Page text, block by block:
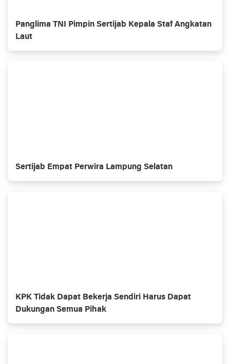
Panglima TNI Pimpin Sertijab Kepala Staf Angkatan
Laut
Sertijab Empat Perwira Lampung Selatan
KPK Tidak Dapat Bekerja Sendiri Harus Dapat
Dukungan Semua Pihak